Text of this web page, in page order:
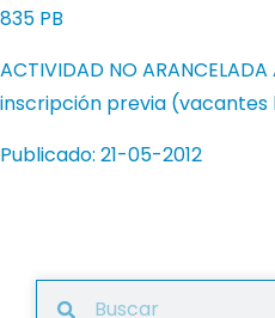
835 PB
ACTIVIDAD NO
inscripción previa (vacantes
Publicado: 21-05-2012